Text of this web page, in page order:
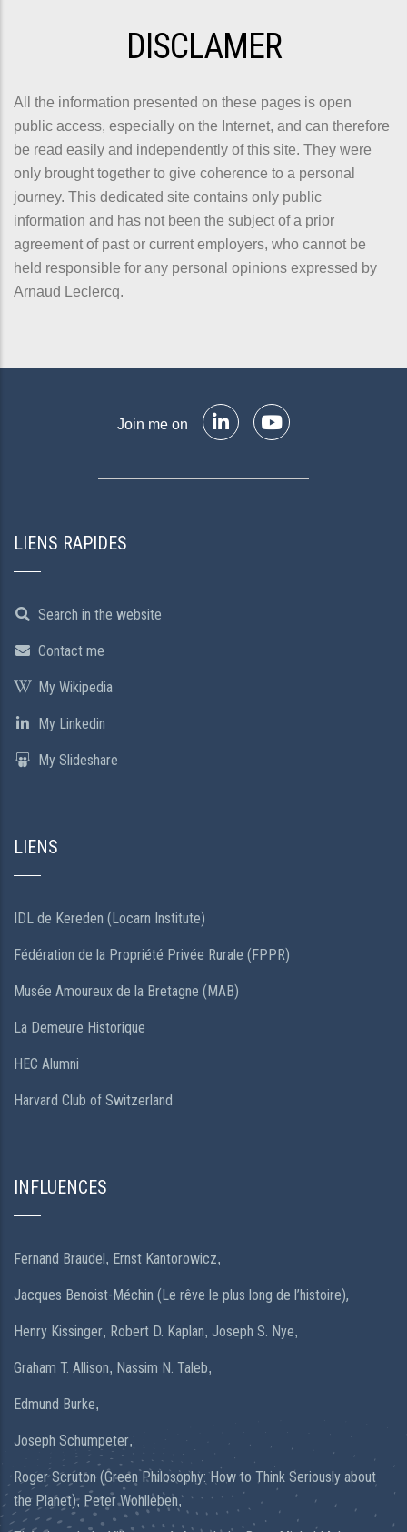
DISCLAMER
All the information presented on these pages is open
public access, especially on the Internet, and can therefore
be read easily and independently of this site. They were
only brought together to give coherence to a personal
journey. This dedicated site contains only public
information and has not been the subject of a prior
agreement of past or current employers, who cannot be
held responsible for any personal opinions expressed by
Arnaud Leclercq.
Join me on
LIENS RAPIDES
Search in the website
Contact me
My Wikipedia
My Linkedin
My Slideshare
LIENS
IDL de Kereden (Locarn Institute)
Fédération de la Propriété Privée Rurale (FPPR)
Musée Amoureux de la Bretagne (MAB)
La Demeure Historique
HEC Alumni
Harvard Club of Switzerland
INFLUENCES
Fernand Braudel , Ernst Kantorowicz,
Jacques Benoist-Méchin (Le rêve le plus long de l’histoire),
Henry Kissinger, Robert D. Kaplan, Joseph S. Nye,
Graham T. Allison, Nassim N. Taleb,
Edmund Burke,
Joseph Schumpeter,
Roger Scruton (Green Philosophy: How to Think Seriously about
the Planet), Peter Wohlleben,